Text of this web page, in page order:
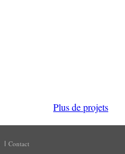
Plus de projets
Contact